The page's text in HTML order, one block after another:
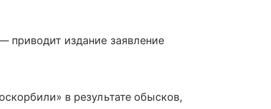
приводит издание заявление
в результате обысков,